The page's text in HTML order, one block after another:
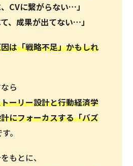
CVに繋がらない…」
、成果が出てない…」
は「戦略不足」かもしれ
ら
ーリー設計と行動経済学
にフォーカスする「バズ
。
もとに、